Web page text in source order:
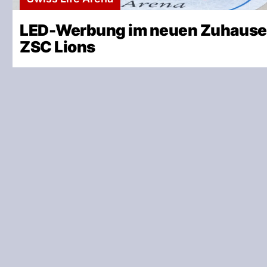
LED-Werbung im neuen
ZSC Lions